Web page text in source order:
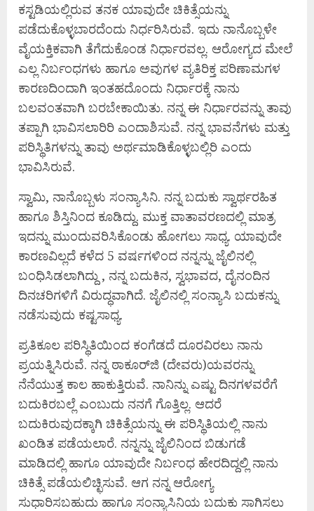
ಕಸ್ಟಡಿಯಲ್ಲಿರುವ ತನಕ ಯಾವುದೇ ಚಿಕಿತ್ಸೆಯನ್ನು
ಪಡೆದುಕೊಳ್ಳಬಾರದೆಂದು ನಿರ್ಧರಿಸಿರುವೆ. ಇದು ನಾನೊಬ್ಬಳೇ
ವೈಯಕ್ತಿಕವಾಗಿ ತೆಗೆದುಕೊಂಡ ನಿರ್ಧಾರವಲ್ಲ. ಆರೋಗ್ಯದ ಮೇಲೆ
ಎಲ್ಲ ನಿರ್ಬಂಧಗಳು ಹಾಗೂ ಅವುಗಳ ವ್ಯತಿರಿಕ್ತ ಪರಿಣಾಮಗಳ
ಕಾರಣದಿಂದಾಗಿ ಇಂತಹದೊಂದು ನಿರ್ಧಾರಕ್ಕೆ ನಾನು
ಬಲವಂತವಾಗಿ ಬರಬೇಕಾಯಿತು. ನನ್ನ ಈ ನಿರ್ಧಾರವನ್ನು ತಾವು
ತಪ್ಪಾಗಿ ಭಾವಿಸಲಾರಿರಿ ಎಂದಾಶಿಸುವೆ. ನನ್ನ ಭಾವನೆಗಳು ಮತ್ತು
ಪರಿಸ್ಥಿತಿಗಳನ್ನು ತಾವು ಅರ್ಥಮಾಡಿಕೊಳ್ಳಬಲ್ಲಿರಿ ಎಂದು
ಭಾವಿಸಿರುವೆ.
ಸ್ವಾಮಿ, ನಾನೊಬ್ಬಳು ಸಂನ್ಯಾಸಿನಿ. ನನ್ನ ಬದುಕು ಸ್ವಾರ್ಥರಹಿತ
ಹಾಗೂ ಶಿಸ್ತಿನಿಂದ ಕೂಡಿದ್ದು. ಮುಕ್ತ ವಾತಾವರಣದಲ್ಲಿ ಮಾತ್ರ
ಇದನ್ನು ಮುಂದುವರಿಸಿಕೊಂಡು ಹೋಗಲು ಸಾಧ್ಯ. ಯಾವುದೇ
ಕಾರಣವಿಲ್ಲದೆ ಕಳೆದ 5 ವರ್ಷಗಳಿಂದ ನನ್ನನ್ನು ಜೈಲಿನಲ್ಲಿ
ಬಂಧಿಸಿಡಲಾಗಿದ್ದು , ನನ್ನ ಬದುಕಿನ, ಸ್ವಭಾವದ, ದೈನಂದಿನ
ದಿನಚರಿಗಳಿಗೆ ವಿರುದ್ಧವಾಗಿದೆ. ಜೈಲಿನಲ್ಲಿ ಸಂನ್ಯಾಸಿ ಬದುಕನ್ನು
ನಡೆಸುವುದು ಕಷ್ಟಸಾಧ್ಯ.
ಪ್ರತಿಕೂಲ ಪರಿಸ್ಥಿತಿಯಿಂದ ಕಂಗೆಡದೆ ದೂರವಿರಲು ನಾನು
ಪ್ರಯತ್ನಿಸಿರುವೆ. ನನ್ನ ಠಾಕೂರ್‌ಜಿ (ದೇವರು)ಯವರನ್ನು
ನೆನೆಯುತ್ತ ಕಾಲ ಹಾಕುತ್ತಿರುವೆ. ನಾನಿನ್ನು ಎಷ್ಟು ದಿನಗಳವರೆಗೆ
ಬದುಕಿರಬಲ್ಲೆ ಎಂಬುದು ನನಗೆ ಗೊತ್ತಿಲ್ಲ. ಆದರೆ
ಬದುಕಿರುವುದಕ್ಕಾಗಿ ಚಿಕಿತ್ಸೆಯನ್ನು ಈ ಪರಿಸ್ಥಿತಿಯಲ್ಲಿ ನಾನು
ಖಂಡಿತ ಪಡೆಯಲಾರೆ. ನನ್ನನ್ನು ಜೈಲಿನಿಂದ ಬಿಡುಗಡೆ
ಮಾಡಿದಲ್ಲಿ ಹಾಗೂ ಯಾವುದೇ ನಿರ್ಬಂಧ ಹೇರದಿದ್ದಲ್ಲಿ ನಾನು
ಚಿಕಿತ್ಸೆ ಪಡೆಯಲಿಚ್ಛಿಸುವೆ. ಆಗ ನನ್ನ ಆರೋಗ್ಯ
ಸುಧಾರಿಸಬಹುದು ಹಾಗೂ ಸಂನ್ಯಾಸಿನಿಯ ಬದುಕು ಸಾಗಿಸಲು